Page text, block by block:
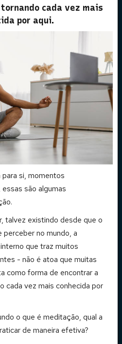
cada vez mais
por aqui.
si, momentos
são algumas
talvez existindo desde que o
perceber no mundo, a
que traz muitos
- não é atoa que muitas
como forma de encontrar a
cada vez mais conhecida por
o que é meditação, qual a
de maneira efetiva?